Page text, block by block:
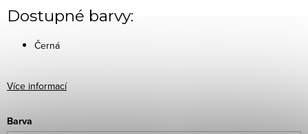
Dostupné barvy:
Černá
Více informací
Barva